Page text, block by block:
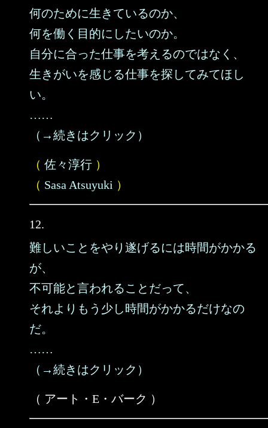
何のために生きているのか、
何を働く目的にしたいのか。
自分に合った仕事を考えるのではなく、
生きがいを感じる仕事を探してみてほし
い。
……
（→続きはクリック）
（ 佐々淳行 ）
（ Sasa Atsuyuki ）
12.
難しいことをやり遂げるには時間がかかる
が、
不可能と言われることだって、
それよりもう少し時間がかかるだけなの
だ。
……
（→続きはクリック）
（ アート・E・バーク ）